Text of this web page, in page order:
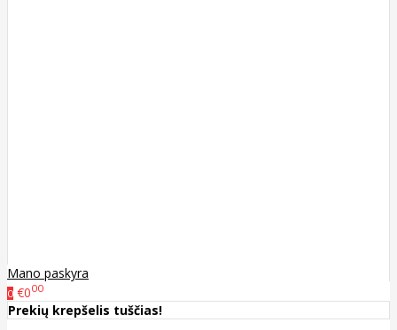
Mano paskyra
0 €000
Prekių krepšelis tuščias!